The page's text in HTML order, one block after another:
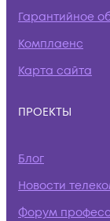
Гарантийное
Комплаенс
Карта сайта
ПРОЕКТЫ
Блог
Новости
Форум